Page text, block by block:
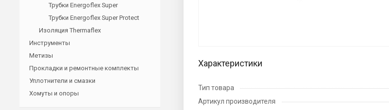
Характеристики
Тип товара
Артикул производителя
Трубки Energoflex Super
Трубки Energoflex Super Protect
Изоляция Thermaflex
Инструменты
Метизы
Прокладки и ремонтные комплекты
Уплотнители и смазки
Хомуты и опоры